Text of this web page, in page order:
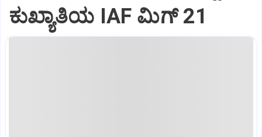
ಕುಖ್ಯಾತಿಯ IAF ಮಿಗ್‌ 21